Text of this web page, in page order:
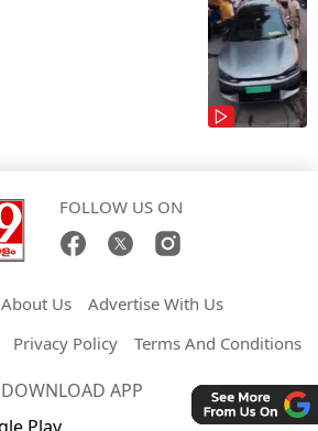
FOLLOW US ON
About Us
Advertise With Us
Privacy Policy Terms And Conditions
DOWNLOAD APP